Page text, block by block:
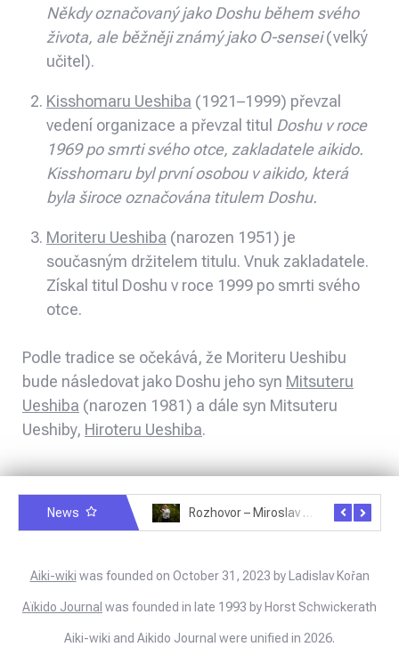
Někdy označovaný jakoDoshu během svého
života, ale běžněji známý jako O-sensei(velký
učitel).
Kisshomaru Ueshiba (1921–1999) převzal
vedení organizace a převzal titul Doshu v roce
1969 po smrti svého otce, zakladatele aikido.
Kisshomaru byl první osobou v aikido, která
byla široce označována titulem Doshu.
Moriteru Ueshiba (narozen 1951) je
současným držitelem titulu. Vnuk zakladatele.
Získal titul Doshu v roce 1999 po smrti svého
otce.
Podle tradice se očekává, že Moriteru Ueshibu
bude následovat jako Doshu jeho syn Mitsuteru
Ueshiba (narozen 1981) a dále syn Mitsuteru
Ueshiby, Hiroteru Ueshiba.
News Rozhovor – Miroslav Šmíd – 22.3.2025
Aiki-wiki was founded on October 31, 2023 by Ladislav Kořan
Aïkido Journal was founded in late 1993 by Horst Schwickerath
Aiki-wiki and Aikido Journal were unified in 2026.